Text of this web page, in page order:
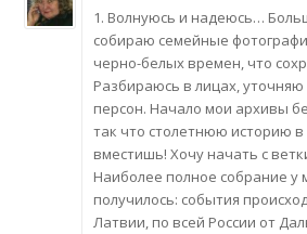
1. Волнуюсь и надеюсь…
собираю семейные
черно-белых времен, что
Разбираюсь в лицах,
персон. Начало мои архивы
так что столетнюю историю в
вместишь! Хочу начать с
Наиболее полное собрание у
получилось: события
Латвии, по всей России от